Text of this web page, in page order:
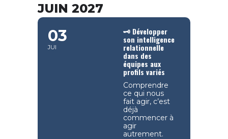
JUIN 2027
03
JUI
🗝️ Développer
son intelligence
relationnelle
dans des
équipes aux
profils variés
Comprendre
ce qui nous
fait agir, c’est
déjà
commencer à
agir
autrement.